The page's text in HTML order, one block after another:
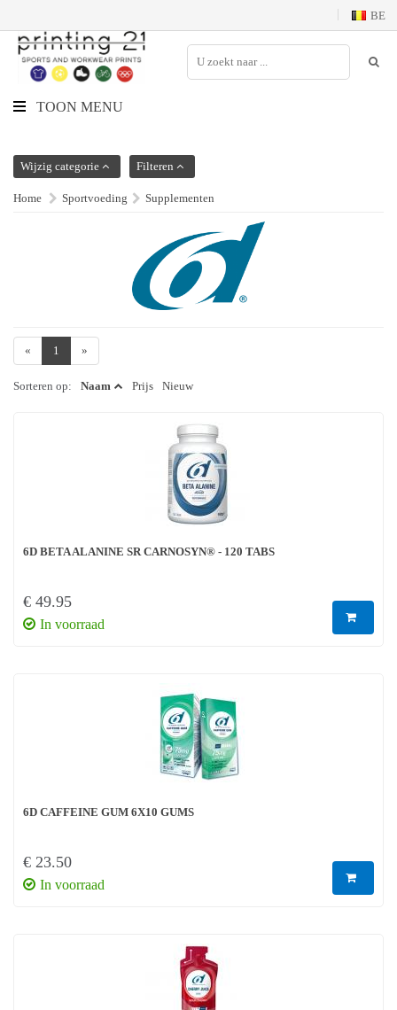
BE
TOON MENU
Wijzig categorie Filteren
Home Sportvoeding Supplementen
« 1 »
Sorteren op: Naam Prijs Nieuw
6D BETA ALANINE SR CARNOSYN® - 120 TABS
€ 49.95
In voorraad
6D CAFFEINE GUM 6X10 GUMS
€ 23.50
In voorraad